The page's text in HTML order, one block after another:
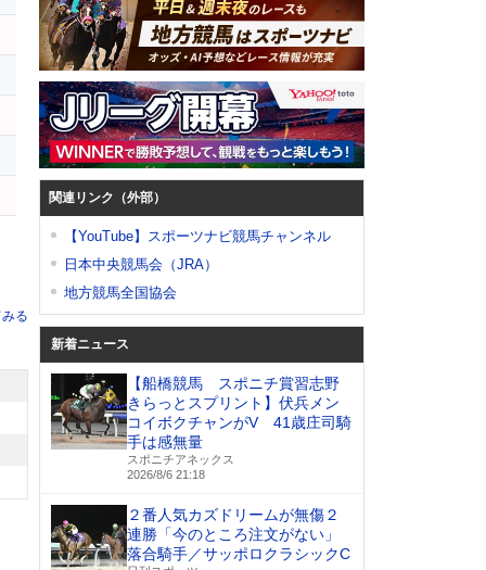
る
関連リンク（外部）
【YouTube】スポーツナビ競馬チャンネル
日本中央競馬会（JRA）
地方競馬全国協会
新着ニュース
【船橋競馬 スポニチ賞習志野
きらっとスプリント】伏兵メン
コイボクチャンがV 41歳庄司騎
手は感無量
スポニチアネックス
2026/8/6 21:18
２番人気カズドリームが無傷２
連勝「今のところ注文がない」
落合騎手／サッポロクラシックC